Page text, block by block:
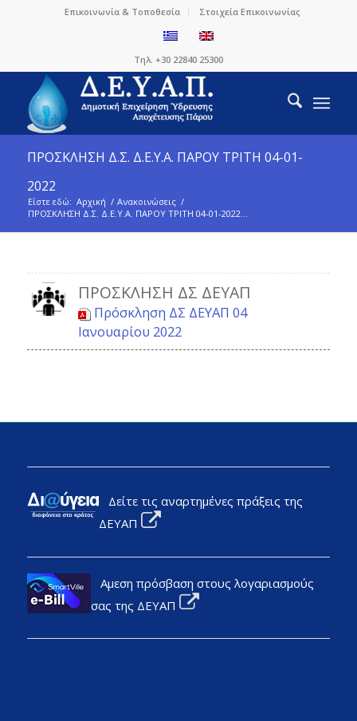
Επικοινωνία & Τοποθεσία Στοιχεία Επικοινωνίας
Τηλ. +30 22840 25300
ΠΡΟΣΚΛΗΣΗ Δ.Σ. Δ.Ε.Υ.Α. ΠΑΡΟΥ ΤΡΙΤΗ 04-01-
2022
Είστε εδώ: Αρχική / Ανακοινώσεις /
ΠΡΟΣΚΛΗΣΗ Δ.Σ. Δ.Ε.Υ.Α. ΠΑΡΟΥ ΤΡΙΤΗ 04-01-2022...
ΠΡΌΣΚΛΗΣΗ ΔΣ ΔΕΥΑΠ
Πρόσκληση ΔΣ ΔΕΥΑΠ 04
Ιανουαρίου 2022
Δείτε τις αναρτημένες πράξεις της
ΔΕΥΑΠ
Αμεση πρόσβαση στους λογαριασμούς
σας της ΔΕΥΑΠ